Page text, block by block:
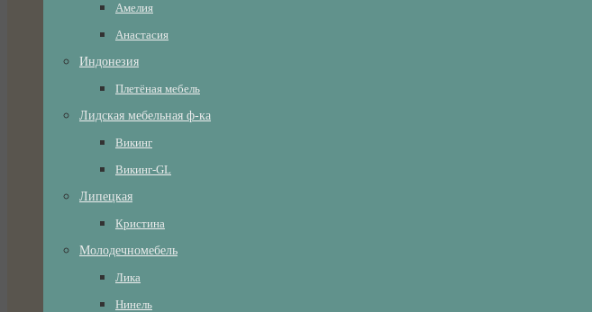
Амелия
Анастасия
Индонезия
Плетёная мебель
Лидская мебельная ф-ка
Викинг
Викинг-GL
Липецкая
Кристина
Молодечномебель
Лика
Нинель